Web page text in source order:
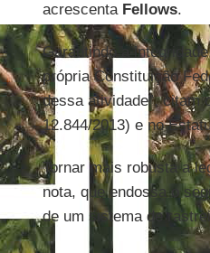
acrescenta Fellows.
Garantindo a
própria Constituição
dessa atividade”, citam
12.844/2013) e no
Tornar mais robusta a
nota, que endossa o
de um sistema de